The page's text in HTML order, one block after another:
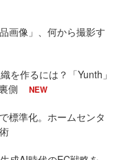
画像」、何から撮影す
を作るには？「Yunth」
側
NEW
標準化。ホームセンタ